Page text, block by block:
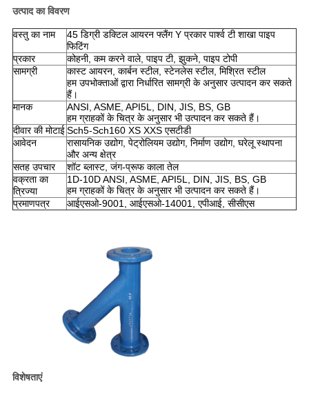
उत्पाद का विवरण
वस्तु का नाम
45 डिग्री डक्टिल आयरन फ्लैंग Y प्रकार पार्श्व टी शाखा पाइप
फिटिंग
प्रकार
कोहनी, कम करने वाले, पाइप टी, झुकने, पाइप टोपी
सामग्री
कास्ट आयरन, कार्बन स्टील, स्टेनलेस स्टील, मिश्रित स्टील
हम उपभोक्ताओं द्वारा निर्धारित सामग्री के अनुसार उत्पादन कर सकते
हैं।
मानक
ANSI, ASME, API5L, DIN, JIS, BS, GB
हम ग्राहकों के चित्र के अनुसार भी उत्पादन कर सकते हैं।
दीवार की मोटाईSch5-Sch160 XS XXS एसटीडी
आवेदन
रासायनिक उद्योग, पेट्रोलियम उद्योग, निर्माण उद्योग, घरेलू स्थापना
और अन्य क्षेत्र
सतह उपचार
शॉट ब्लास्ट, जंग-प्रूफ काला तेल
वक्रता का
त्रिज्या
1D-10D ANSI, ASME, API5L, DIN, JIS, BS, GB
हम ग्राहकों के चित्र के अनुसार भी उत्पादन कर सकते हैं।
प्रमाणपत्र
आईएसओ-9001, आईएसओ-14001, एपीआई, सीसीएस
विशेषताएं